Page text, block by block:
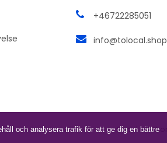
och analysera trafik för att ge dig en bättre
+46722285051
info@tolocal.shop
Om Villkor